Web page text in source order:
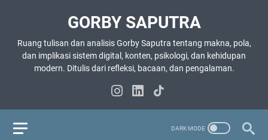
GORBY SAPUTRA
Ruang tulisan dan analisis Gorby Saputra tentang makna, pola,
dan implikasi sistem digital, konten, psikologi, dan kehidupan
modern. Ditulis dari refleksi, bacaan, dan pengalaman.